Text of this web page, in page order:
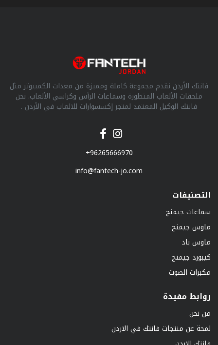
فانتك الأردن نقدم مجموعة كاملة ومميزة من معدات الكمبيوتر مثل
ملحقات الألعاب المتطورة وسماعات الرأس وكراسي الألعاب. نحن
فانتك الوكيل المعتمد لمتجر إكسسوارات للالعاب في الأردن .
+96265666970
info@fantech-jo.com
التصنيفات
سماعات جيمنج
ماوس جيمنج
ماوس باد
كيبورد جيمنج
مكبرات الصوت
روابط مفيدة
من نحن
لمحة عن منتجات فانتك في الاردن